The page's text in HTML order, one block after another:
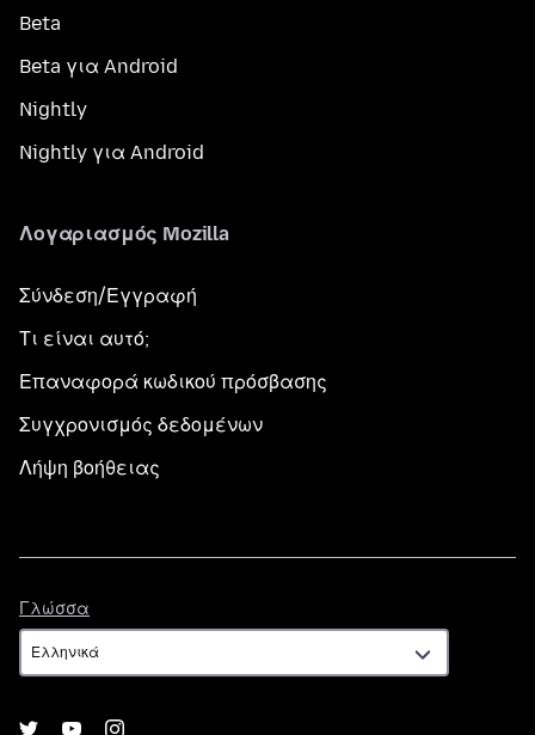
Beta
Beta για Android
Nightly
Nightly για Android
Λογαριασμός Mozilla
Σύνδεση/Εγγραφή
Τι είναι αυτό;
Επαναφορά κωδικού πρόσβασης
Συγχρονισμός δεδομένων
Λήψη βοήθειας
Γλώσσα